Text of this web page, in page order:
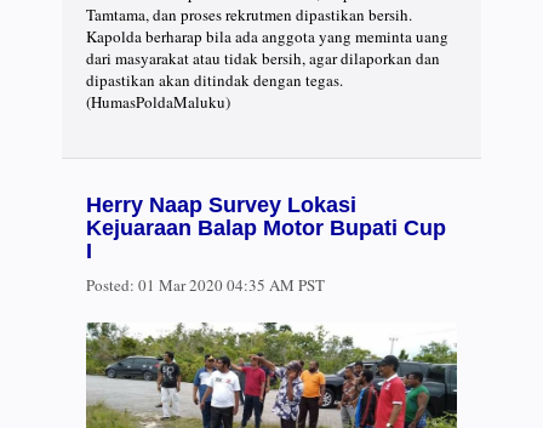
Tamtama, dan proses rekrutmen dipastikan bersih.
Kapolda berharap bila ada anggota yang meminta uang
dari masyarakat atau tidak bersih, agar dilaporkan dan
dipastikan akan ditindak dengan tegas.
(HumasPoldaMaluku)
Herry Naap Survey Lokasi
Kejuaraan Balap Motor Bupati Cup
I
Posted: 01 Mar 2020 04:35 AM PST